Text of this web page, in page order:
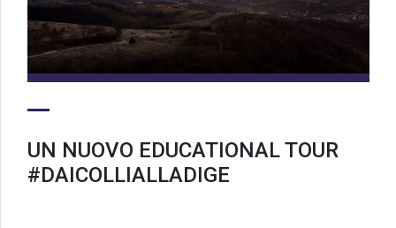
UN NUOVO EDUCATIONAL TOUR
#DAICOLLIALLADIGE